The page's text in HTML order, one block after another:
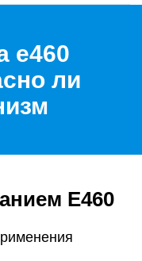
е460
ли
Е460